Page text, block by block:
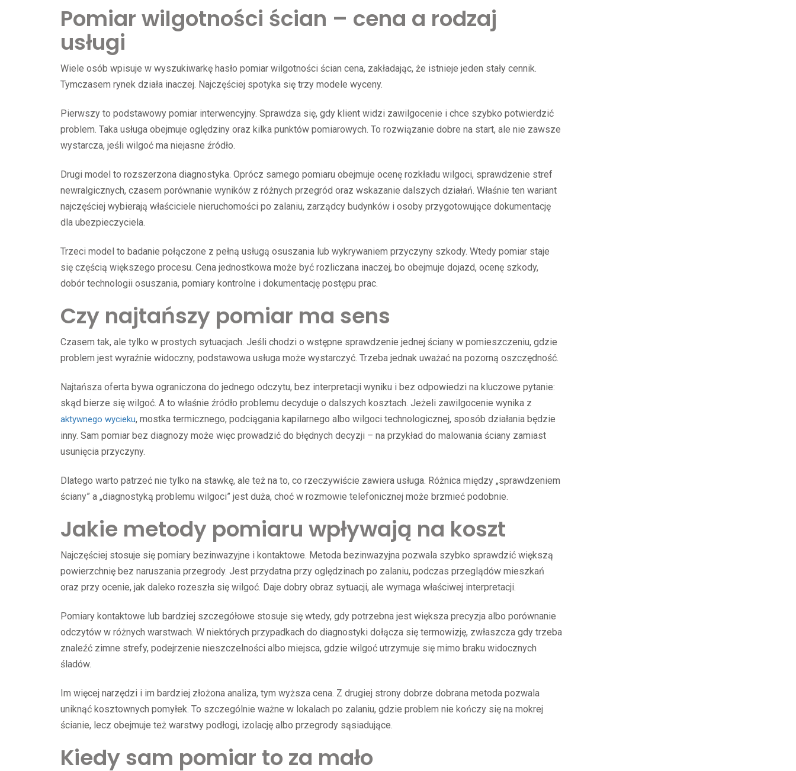
Pomiar wilgotności ścian – cena a rodzaj
usługi
Wiele osób wpisuje w wyszukiwarkę hasło pomiar wilgotności ścian cena, zakładając, że istnieje jeden stały cennik.
Tymczasem rynek działa inaczej. Najczęściej spotyka się trzy modele wyceny.
Pierwszy to podstawowy pomiar interwencyjny. Sprawdza się, gdy klient widzi zawilgocenie i chce szybko potwierdzić
problem. Taka usługa obejmuje oględziny oraz kilka punktów pomiarowych. To rozwiązanie dobre na start, ale nie zawsze
wystarcza, jeśli wilgoć ma niejasne źródło.
Drugi model to rozszerzona diagnostyka. Oprócz samego pomiaru obejmuje ocenę rozkładu wilgoci, sprawdzenie stref
newralgicznych, czasem porównanie wyników z różnych przegród oraz wskazanie dalszych działań. Właśnie ten wariant
najczęściej wybierają właściciele nieruchomości po zalaniu, zarządcy budynków i osoby przygotowujące dokumentację
dla ubezpieczyciela.
Trzeci model to badanie połączone z pełną usługą osuszania lub wykrywaniem przyczyny szkody. Wtedy pomiar staje
się częścią większego procesu. Cena jednostkowa może być rozliczana inaczej, bo obejmuje dojazd, ocenę szkody,
dobór technologii osuszania, pomiary kontrolne i dokumentację postępu prac.
Czy najtańszy pomiar ma sens
Czasem tak, ale tylko w prostych sytuacjach. Jeśli chodzi o wstępne sprawdzenie jednej ściany w pomieszczeniu, gdzie
problem jest wyraźnie widoczny, podstawowa usługa może wystarczyć. Trzeba jednak uważać na pozorną oszczędność.
Najtańsza oferta bywa ograniczona do jednego odczytu, bez interpretacji wyniku i bez odpowiedzi na kluczowe pytanie:
skąd bierze się wilgoć. A to właśnie źródło problemu decyduje o dalszych kosztach. Jeżeli zawilgocenie wynika z
aktywnego wycieku, mostka termicznego, podciągania kapilarnego albo wilgoci technologicznej, sposób działania będzie
inny. Sam pomiar bez diagnozy może więc prowadzić do błędnych decyzji – na przykład do malowania ściany zamiast
usunięcia przyczyny.
Dlatego warto patrzeć nie tylko na stawkę, ale też na to, co rzeczywiście zawiera usługa. Różnica między „sprawdzeniem
ściany” a „diagnostyką problemu wilgoci” jest duża, choć w rozmowie telefonicznej może brzmieć podobnie.
Jakie metody pomiaru wpływają na koszt
Najczęściej stosuje się pomiary bezinwazyjne i kontaktowe. Metoda bezinwazyjna pozwala szybko sprawdzić większą
powierzchnię bez naruszania przegrody. Jest przydatna przy oględzinach po zalaniu, podczas przeglądów mieszkań
oraz przy ocenie, jak daleko rozeszła się wilgoć. Daje dobry obraz sytuacji, ale wymaga właściwej interpretacji.
Pomiary kontaktowe lub bardziej szczegółowe stosuje się wtedy, gdy potrzebna jest większa precyzja albo porównanie
odczytów w różnych warstwach. W niektórych przypadkach do diagnostyki dołącza się termowizję, zwłaszcza gdy trzeba
znaleźć zimne strefy, podejrzenie nieszczelności albo miejsca, gdzie wilgoć utrzymuje się mimo braku widocznych
śladów.
Im więcej narzędzi i im bardziej złożona analiza, tym wyższa cena. Z drugiej strony dobrze dobrana metoda pozwala
uniknąć kosztownych pomyłek. To szczególnie ważne w lokalach po zalaniu, gdzie problem nie kończy się na mokrej
ścianie, lecz obejmuje też warstwy podłogi, izolację albo przegrody sąsiadujące.
Kiedy sam pomiar to za mało